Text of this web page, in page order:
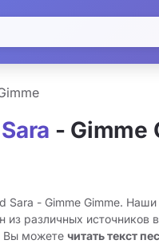
- Gimme
Sara - Gimme Gimme. Наши
из различных источников
Вы можете читать текст